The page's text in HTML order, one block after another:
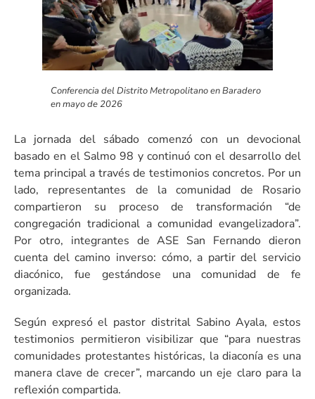
Conferencia del Distrito Metropolitano en Baradero
en mayo de 2026
La jornada del sábado comenzó con un devocional
basado en el Salmo 98 y continuó con el desarrollo del
tema principal a través de testimonios concretos. Por un
lado, representantes de la comunidad de Rosario
compartieron su proceso de transformación “de
congregación tradicional a comunidad evangelizadora”.
Por otro, integrantes de ASE San Fernando dieron
cuenta del camino inverso: cómo, a partir del servicio
diacónico, fue gestándose una comunidad de fe
organizada.
Según expresó el pastor distrital Sabino Ayala, estos
testimonios permitieron visibilizar que “para nuestras
comunidades protestantes históricas, la diaconía es una
manera clave de crecer”, marcando un eje claro para la
reflexión compartida.